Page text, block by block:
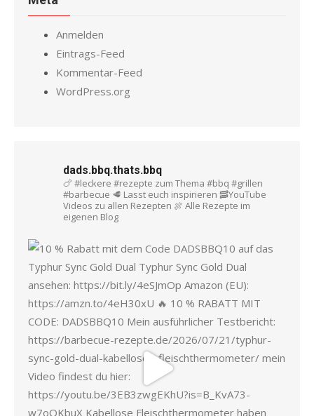
Anmelden
Eintrags-Feed
Kommentar-Feed
WordPress.org
dads.bbq.thats.bbq
🍗 #leckere #rezepte zum Thema #bbq #grillen
#barbecue 🥩 Lasst euch inspirieren 🥓YouTube
Videos zu allen Rezepten 🍖 Alle Rezepte im
eigenen Blog